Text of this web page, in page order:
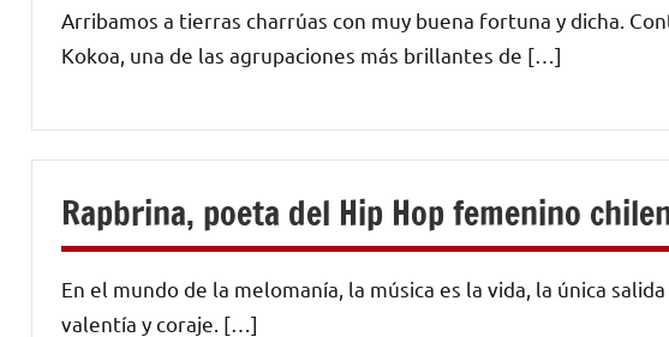
Arribamos a tierras charrúas con muy buena fortuna y dicha.
Kokoa, una de las agrupaciones más brillantes de […]
Rapbrina, poeta del Hip Hop femenino
En el mundo de la melomanía, la música es la vida, la única
valentía y coraje. […]